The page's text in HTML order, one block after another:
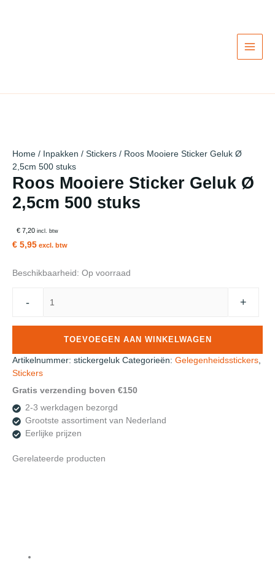
Home / Inpakken / Stickers / Roos Mooiere Sticker Geluk Ø
2,5cm 500 stuks
Roos Mooiere Sticker Geluk Ø
2,5cm 500 stuks
€ 7,20incl. btw
€ 5,95 excl. btw
Beschikbaarheid: Op voorraad
-
Mooiere
2,5cm
500
+
TOEVOEGEN AAN WINKELWAGEN
Artikelnummer: stickergeluk Categorieën: Gelegenheidsstickers
Stickers
Gratis verzending boven €150
2-3 werkdagen bezorgd
Grootste assortiment van Nederland
Eerlijke prijzen
Gerelateerde producten